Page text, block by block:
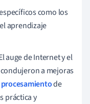
como los
aprendizaje
auge de Internet y el
a mejoras
procesamientode
práctica y